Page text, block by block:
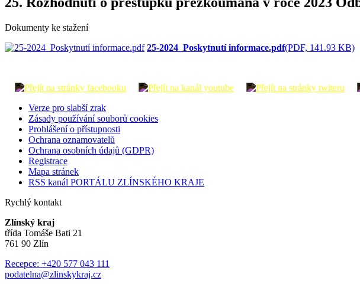
Dokumenty ke stažení
25-2024_Poskytnutí informace.pdf(PDF, 141.93 KB)
Verze pro slabší zrak
Zásady používání souborů cookies
Prohlášení o přístupnosti
Ochrana oznamovatelů
Ochrana osobních údajů (GDPR)
Registrace
Mapa stránek
RSS kanál PORTÁLU ZLÍNSKÉHO KRAJE
Rychlý kontakt
Zlínský kraj
třída Tomáše Bati 21
761 90 Zlín
Recepce: +420 577 043 111
podatelna@zlinskykraj.cz